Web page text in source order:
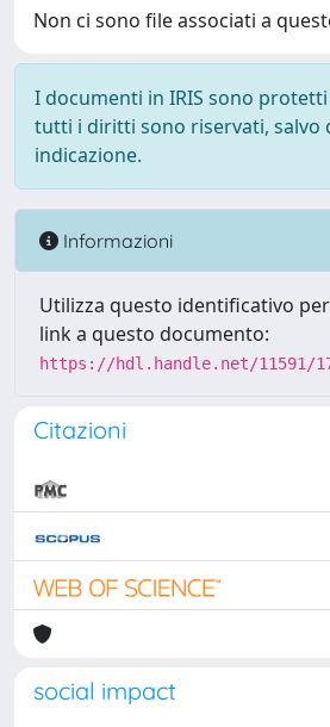
Non ci sono file associati a
I documenti in IRIS sono
tutti i diritti sono riservati, salvo
indicazione.
Informazioni
Utilizza questo identificativo
link a questo documento:
https://hdl.handle.net/11591/
Citazioni
social impact